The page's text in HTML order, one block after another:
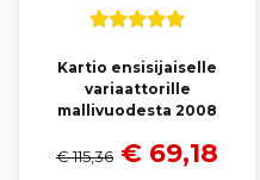
Kartio ensisijaiselle
variaattorille
mallivuodesta 2008
€ 115,36 € 69,18